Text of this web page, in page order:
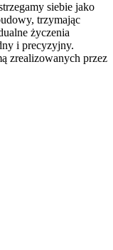
siebie jako
trzymając
życzenia
i precyzyjny.
zrealizowanych przez